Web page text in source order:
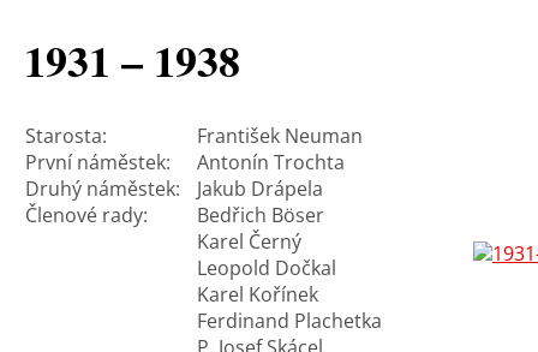
1931 – 1938
Starosta:
František Neuman
První náměstek:
Antonín Trochta
Druhý náměstek:
Jakub Drápela
Členové rady:
Bedřich Böser
Karel Černý
Leopold Dočkal
Karel Kořínek
Ferdinand Plachetka